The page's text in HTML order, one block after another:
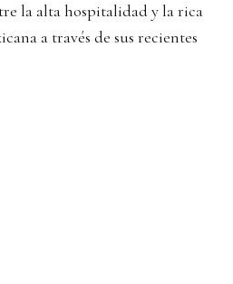
la alta hospitalidad y la rica
a través de sus recientes